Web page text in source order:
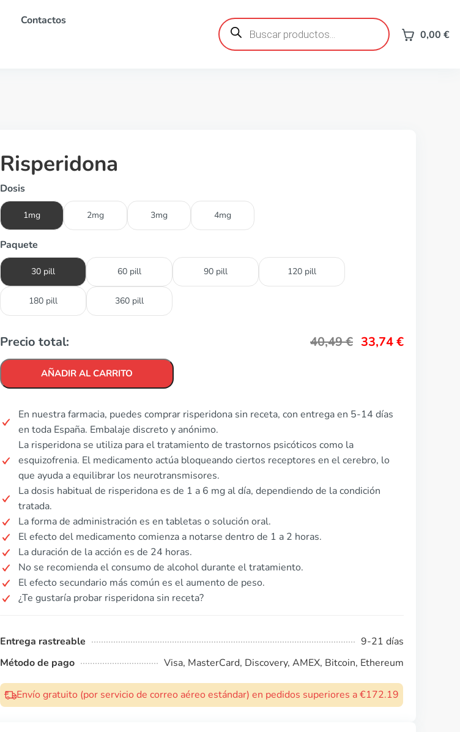
Contactos Búsqueda
de
productos 0,00 €
Risperidona
Dosis
1mg 2mg 3mg 4mg
Paquete
30 pill 60 pill 90 pill 120 pill
180 pill 360 pill
Precio total: 40,49€ 33,74€
AÑADIR AL CARRITO
En nuestra farmacia, puedes comprar risperidona sin receta, con entrega en 5-14 días
en toda España. Embalaje discreto y anónimo.
La risperidona se utiliza para el tratamiento de trastornos psicóticos como la
esquizofrenia. El medicamento actúa bloqueando ciertos receptores en el cerebro, lo
que ayuda a equilibrar los neurotransmisores.
La dosis habitual de risperidona es de 1 a 6 mg al día, dependiendo de la condición
tratada.
La forma de administración es en tabletas o solución oral.
El efecto del medicamento comienza a notarse dentro de 1 a 2 horas.
La duración de la acción es de 24 horas.
No se recomienda el consumo de alcohol durante el tratamiento.
El efecto secundario más común es el aumento de peso.
¿Te gustaría probar risperidona sin receta?
Entrega rastreable
9-21 días
Método de pago
Visa, MasterCard, Discovery, AMEX, Bitcoin, Ethereum
Envío gratuito (por servicio de correo aéreo estándar) en pedidos superiores a €172.19